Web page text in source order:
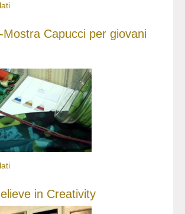
Mostra Capucci per giovani
in Creativity